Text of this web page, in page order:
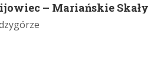
– Mariańskie Skały